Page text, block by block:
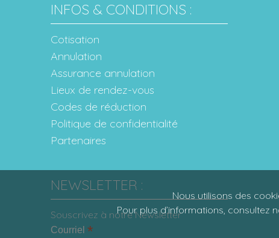
INFOS & CONDITIONS :
Cotisation
Annulation
Assurance annulation
Lieux de rendez-vous
Codes de réduction
Politique de confidentialité
Partenaires
NEWSLETTER :
Souscrivez à notre Newsletter
Courriel *
Nous utilisons des
Pour plus d’informations, consultez